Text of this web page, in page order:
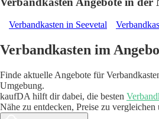
Verbandkasten in Seevetal
Verbandkasten im
Finde aktuelle Angebote für
Umgebung.
kaufDA hilft dir dabei, die besten
Nähe zu entdecken, Preise zu